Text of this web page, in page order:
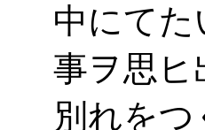
中にて
事ヲ思
別れを